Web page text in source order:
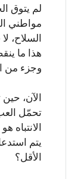
لم يتوق
مواطني
السلاح،
هذا ما
وجزء من
الآن،
تحمّل
الانتباه
يتم
الأقل؟